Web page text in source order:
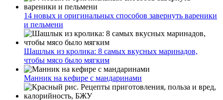
14 новых и оригинальных способов завернуть вареники
и пельмени
Шашлык из кролика: 8 самых вкусных маринадов,
чтобы мясо было мягким
Манник на кефире с мандаринами